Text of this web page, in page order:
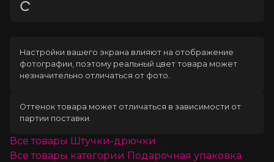
Загрузка
Настройки вашего экрана влияют на отображение
фотографии, поэтому реальный цвет товара может
незначительно отличаться от фото.
Оттенок товара может отличаться в зависимости от
партии поставки.
Все товары Штучки-дрючки
Все товары категории Подарочная упаковка